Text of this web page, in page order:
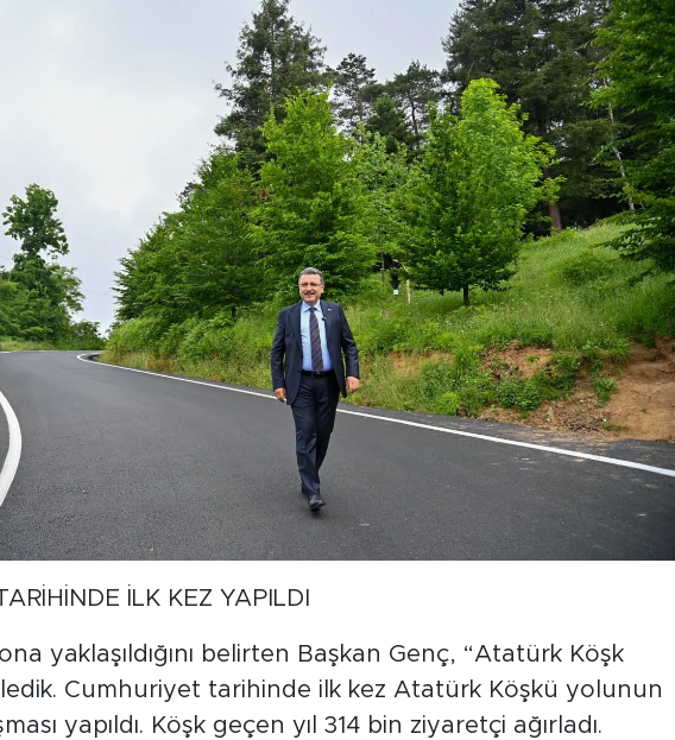
İLK KEZ YAPILDI
yaklaşıldığını belirten Başkan Genç, “Atatürk Köşk
Cumhuriyet tarihinde ilk kez Atatürk Köşkü yolunun
yapıldı. Köşk geçen yıl 314 bin ziyaretçi ağırladı.